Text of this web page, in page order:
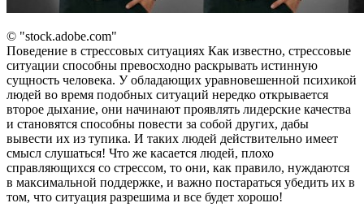
© "stock.adobe.com"
Поведение в стрессовых ситуациях Как известно, стрессовые
ситуации способны превосходно раскрывать истинную
сущность человека. У обладающих уравновешенной психикой
людей во время подобных ситуаций нередко открывается
второе дыхание, они начинают проявлять лидерские качества
и становятся способны повести за собой других, дабы
вывести их из тупика. И таких людей действительно имеет
смысл слушаться! Что же касается людей, плохо
справляющихся со стрессом, то они, как правило, нуждаются
в максимальной поддержке, и важно постараться убедить их в
том, что ситуация разрешима и все будет хорошо!